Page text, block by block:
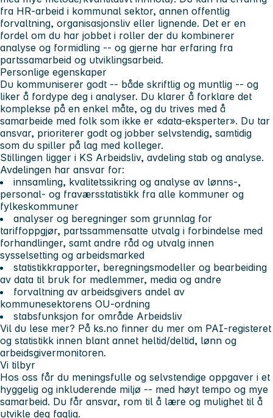
fra HR-arbeid i kommunal sektor, annen offentlig
forvaltning, organisasjonsliv eller lignende. Det er en
fordel om du har jobbet i roller der du kombinerer
analyse og formidling -- og gjerne har erfaring fra
partssamarbeid og utviklingsarbeid.
Personlige egenskaper
Du kommuniserer godt -- både skriftlig og muntlig -- og
liker å fordype deg i analyser. Du klarer å forklare det
komplekse på en enkel måte, og du trives med å
samarbeide med folk som ikke er «data-eksperter». Du tar
ansvar, prioriterer godt og jobber selvstendig, samtidig
som du spiller på lag med kolleger.
Stillingen ligger i KS Arbeidsliv, avdeling stab og analyse.
Avdelingen har ansvar for:
innsamling, kvalitetssikring og analyse av lønns-,
personal- og fraværsstatistikk fra alle kommuner og
fylkeskommuner
analyser og beregninger som grunnlag for
tariffoppgjør, partssammensatte utvalg i forbindelse med
forhandlinger, samt andre råd og utvalg innen
sysselsetting og arbeidsmarked
statistikkrapporter, beregningsmodeller og bearbeiding
av data til bruk for medlemmer, media og andre
forvaltning av arbeidsgivers andel av
kommunesektorens OU-ordning
stabsfunksjon for område Arbeidsliv
Vil du lese mer? På ks.no finner du mer om PAI-registeret
og statistikk innen blant annet heltid/deltid, lønn og
arbeidsgivermonitoren.
Vi tilbyr
Hos oss får du meningsfulle og selvstendige oppgaver i et
hyggelig og inkluderende miljø -- med høyt tempo og mye
samarbeid. Du får ansvar, rom til å lære og mulighet til å
utvikle deg faglig.